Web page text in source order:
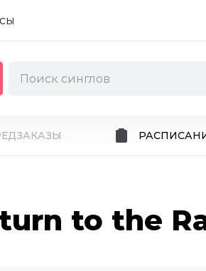
to the